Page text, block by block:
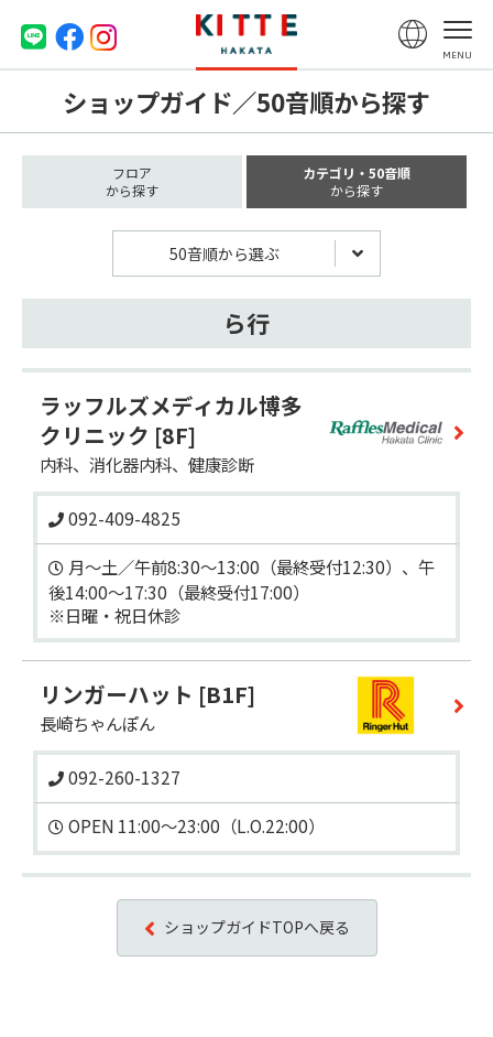
ショップガイド／50音順から探す
フロア
から探す
カテゴリ・50音順
から探す
50音順から選ぶ
ら行
ラッフルズメディカル博多
クリニック [8F]
内科、消化器内科、健康診断
092-409-4825
月～土／午前8:30～13:00（最終受付12:30）、午
後14:00～17:30（最終受付17:00）
※日曜・祝日休診
リンガーハット [B1F]
長崎ちゃんぽん
092-260-1327
OPEN 11:00～23:00（L.O.22:00）
ショップガイドTOPへ戻る